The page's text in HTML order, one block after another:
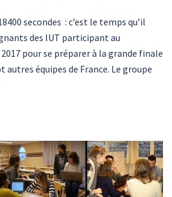
secondes : c’est le temps qu’il
des IUT participant au
pour se préparer à la grande finale
autres équipes de France. Le groupe